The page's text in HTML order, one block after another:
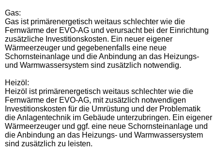
Gas:
Gas ist primärenergetisch weitaus schlechter wie die
Fernwärme der EVO-AG und verursacht bei der Einrichtung
zusätzliche Investitionskosten. Ein neuer eigener
Wärmeerzeuger und gegebenenfalls eine neue
Schornsteinanlage und die Anbindung an das Heizungs-
und Warmwassersystem sind zusätzlich notwendig.
Heizöl:
Heizöl ist primärenergetisch weitaus schlechter wie die
Fernwärme der EVO-AG, mit zusätzlich notwendigen
Investitionskosten für die Umrüstung und der Problematik
die Anlagentechnik im Gebäude unterzubringen. Ein eigener
Wärmeerzeuger und ggf. eine neue Schornsteinanlage und
die Anbindung an das Heizungs- und Warmwassersystem
sind zusätzlich zu leisten.